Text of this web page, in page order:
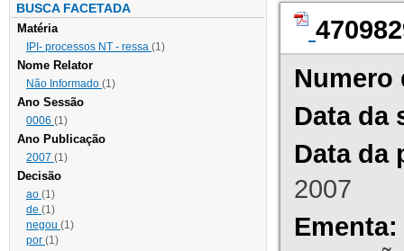
BUSCA FACETADA
Matéria
IPI- processos NT - ressa (1)
Nome Relator
Não Informado (1)
Ano Sessão
0006 (1)
Ano Publicação
2007 (1)
Decisão
ao (1)
de (1)
negou (1)
por (1)
Numero
Data da
Data da
2007
Ementa: